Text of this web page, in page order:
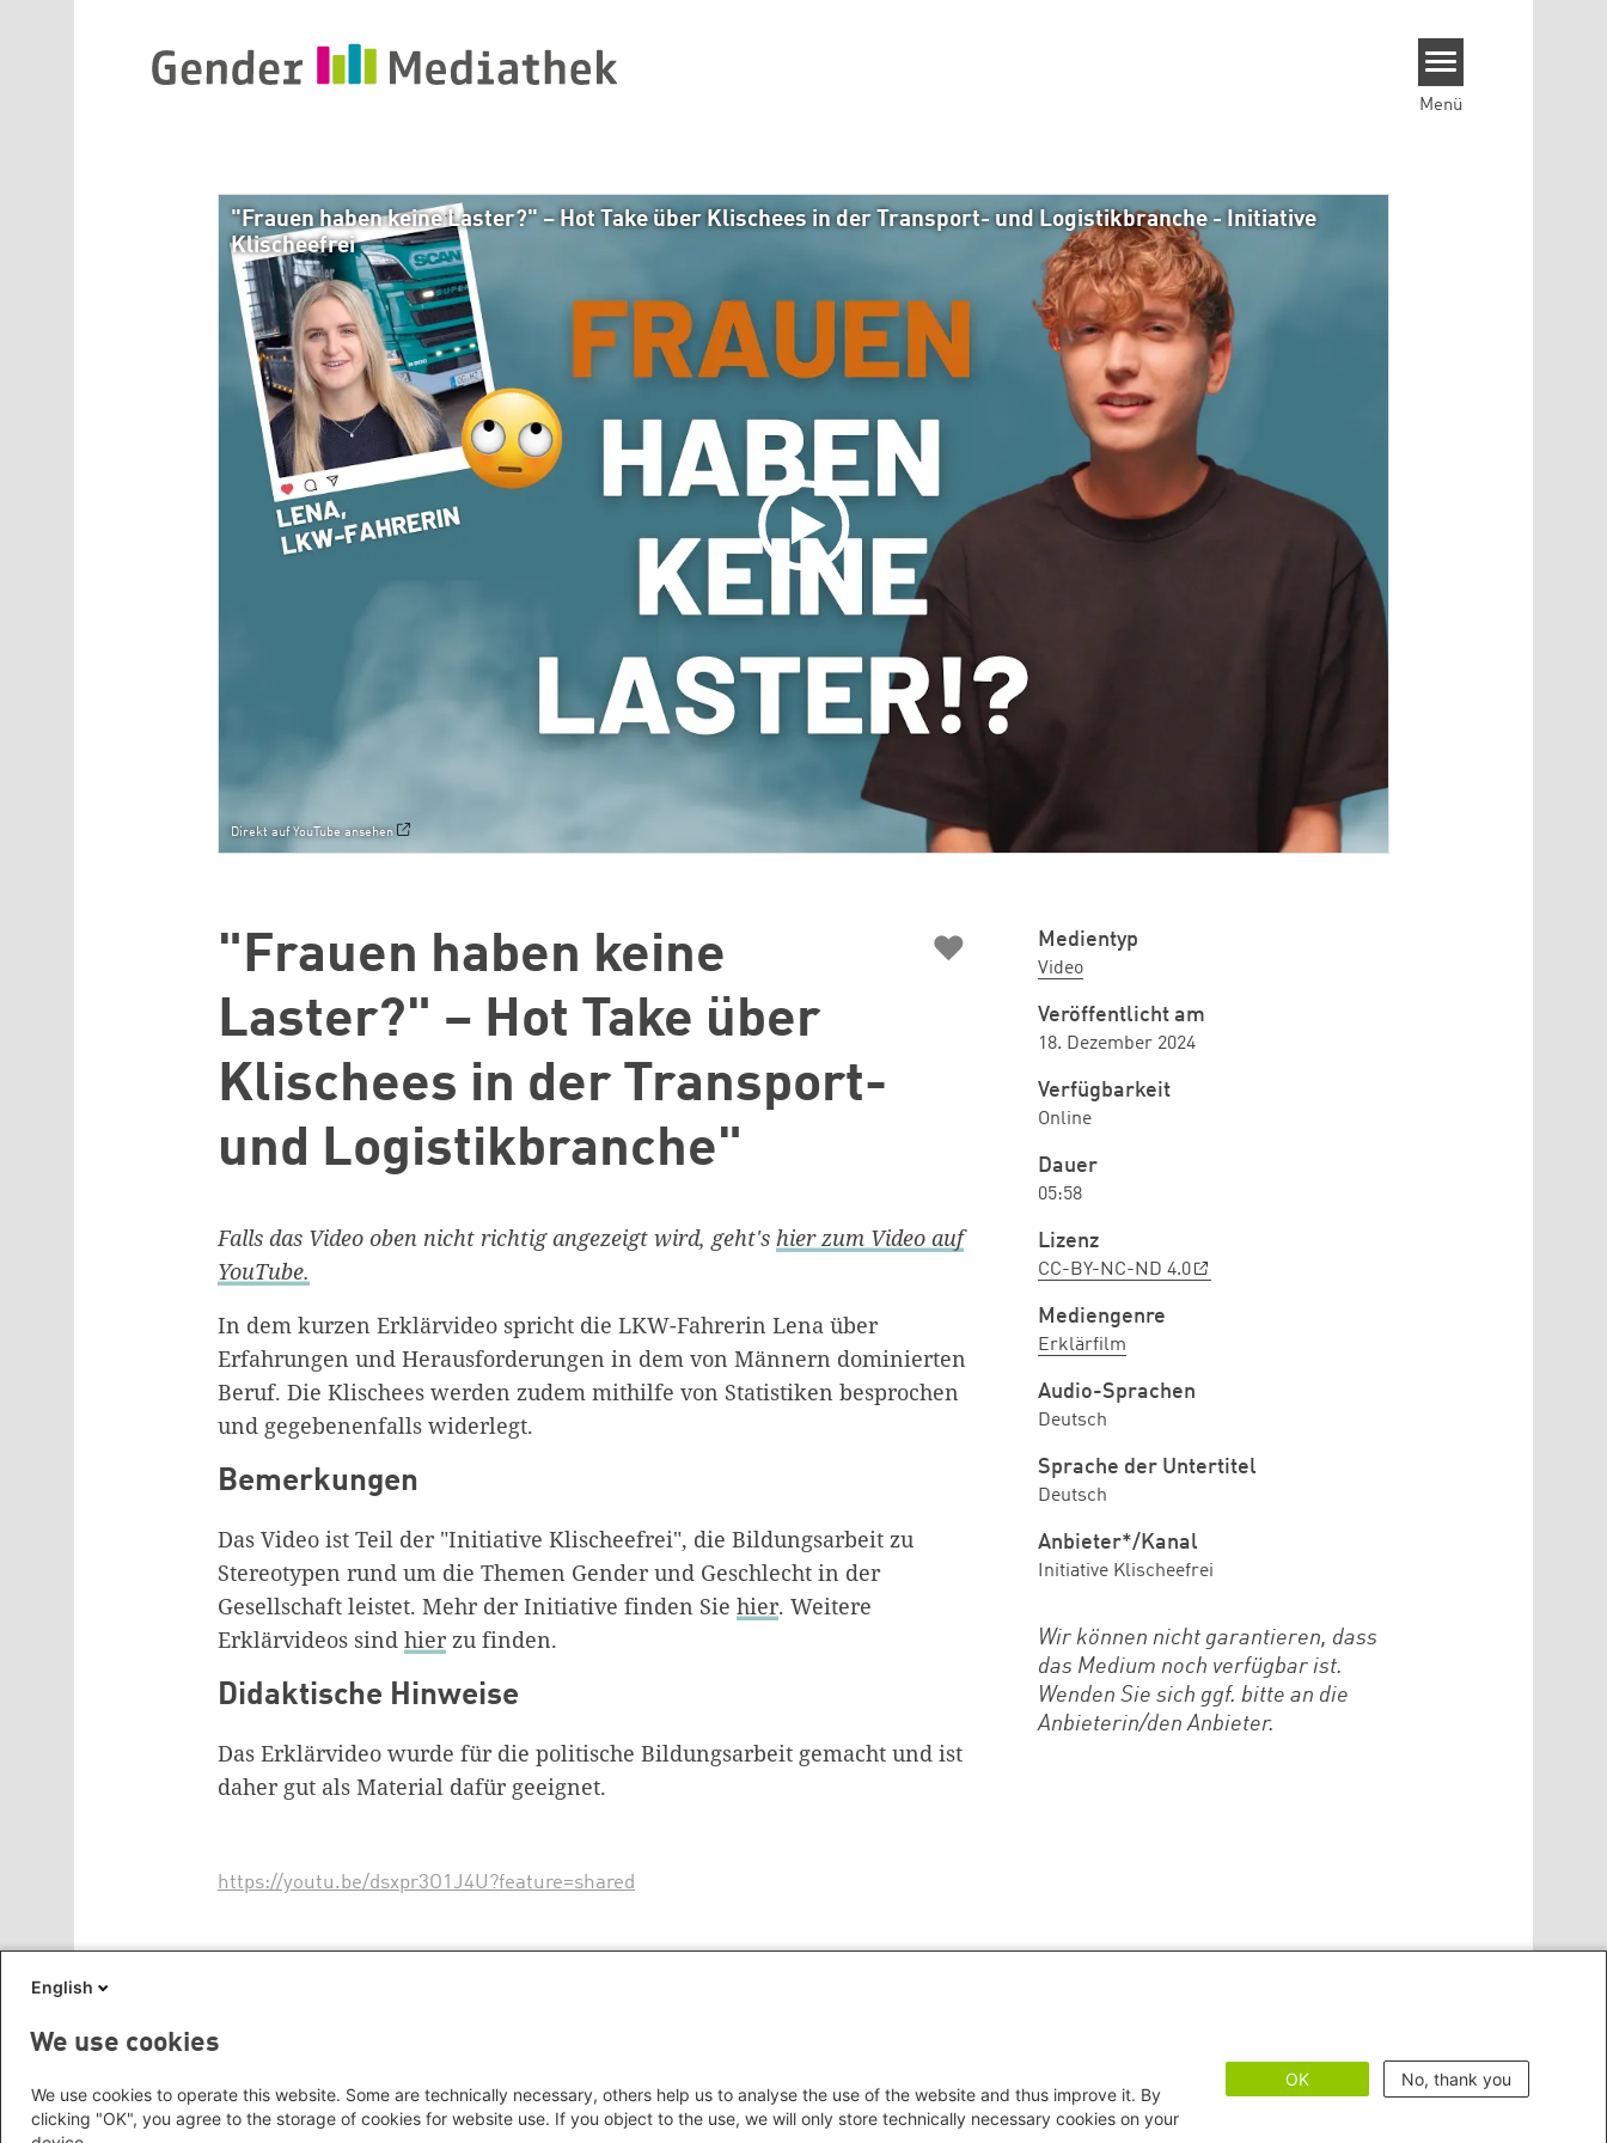
Menü
"Frauen haben keine Laster?" – Hot Take über Klischees in der Transport- und Logistikbranche - Initiative
Klischeefrei
Direkt auf YouTube ansehen
"Frauen haben keine
Laster?" – Hot Take über
Klischees in der Transport-
und Logistikbranche"
♥
Falls das Video oben nicht richtig angezeigt wird, geht's hier zum Video auf
YouTube.
In dem kurzen Erklärvideo spricht die LKW-Fahrerin Lena über
Erfahrungen und Herausforderungen in dem von Männern dominierten
Beruf. Die Klischees werden zudem mithilfe von Statistiken besprochen
und gegebenenfalls widerlegt.
Bemerkungen
Das Video ist Teil der "Initiative Klischeefrei", die Bildungsarbeit zu
Stereotypen rund um die Themen Gender und Geschlecht in der
Gesellschaft leistet. Mehr der Initiative finden Sie hier. Weitere
Erklärvideos sind hierzu finden.
Didaktische Hinweise
Das Erklärvideo wurde für die politische Bildungsarbeit gemacht und ist
daher gut als Material dafür geeignet.
https://youtu.be/dsxpr3O1J4U?feature=shared
Rückmeldung zu diesem Beitrag
Medientyp
Video
Veröffentlicht am
18. Dezember 2024
Verfügbarkeit
Online
Dauer
05:58
Lizenz
CC-BY-NC-ND 4.0
Mediengenre
Erklärfilm
Audio-Sprachen
Deutsch
Sprache der Untertitel
Deutsch
Anbieter*/Kanal
Initiative Klischeefrei
Wir können nicht garantieren, dass
das Medium noch verfügbar ist.
Wenden Sie sich ggf. bitte an die
Anbieterin/den Anbieter.
English
We use cookies
We use cookies to operate this website. Some are technically necessary, others help us to analyse the use of the website and thus improve it. By
clicking "OK", you agree to the storage of cookies for website use. If you object to the use, we will only store technically necessary cookies on your
OK No, thank you